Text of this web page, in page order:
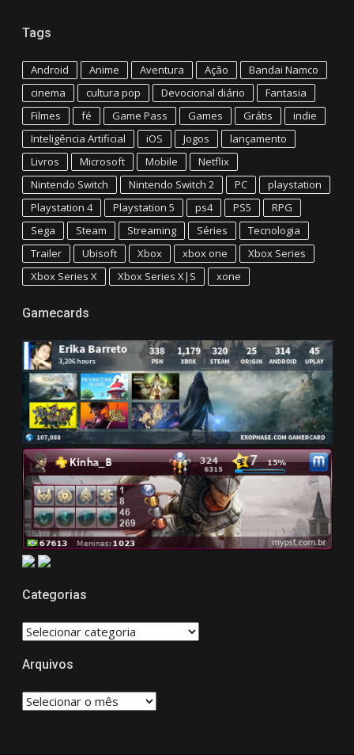
Tags
Android Anime Aventura Ação
Bandai Namco
cinema
cultura pop Devocional diário
Fantasia
Filmes
fé Game Pass Games Grátis
indie
Inteligência Artificial
iOS Jogos
lançamento
Livros
Microsoft Mobile
Netflix
Nintendo Switch
Nintendo Switch 2 PC
playstation
Playstation 4
Playstation 5 ps4 PS5
RPG
Sega
Steam Streaming Séries
Tecnologia
Trailer
Ubisoft Xbox xbox one
Xbox Series
Xbox Series X
Xbox Series X|S xone
Gamecards
Categorias
CATEGORIAS
Arquivos
Arquivos